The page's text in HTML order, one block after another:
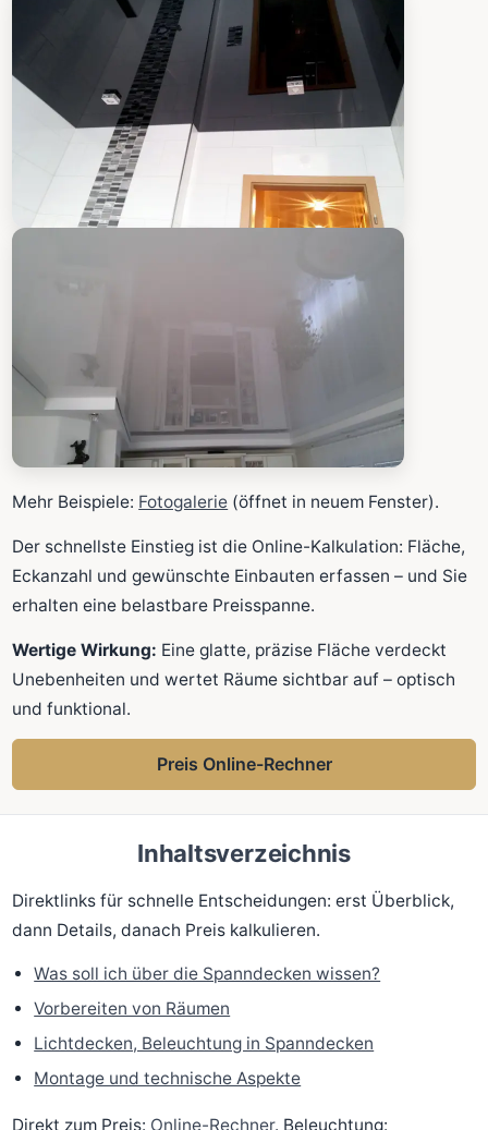
Mehr Beispiele: Fotogalerie (öffnet in neuem Fenster).
Der schnellste Einstieg ist die Online-Kalkulation: Fläche,
Eckanzahl und gewünschte Einbauten erfassen – und Sie
erhalten eine belastbare Preisspanne.
Wertige Wirkung: Eine glatte, präzise Fläche verdeckt
Unebenheiten und wertet Räume sichtbar auf – optisch
und funktional.
Preis Online-Rechner
Inhaltsverzeichnis
Direktlinks für schnelle Entscheidungen: erst Überblick,
dann Details, danach Preis kalkulieren.
Was soll ich über die Spanndecken wissen?
Vorbereiten von Räumen
Lichtdecken, Beleuchtung in Spanndecken
Montage und technische Aspekte
Direkt zum Preis: Online-Rechner. Beleuchtung: